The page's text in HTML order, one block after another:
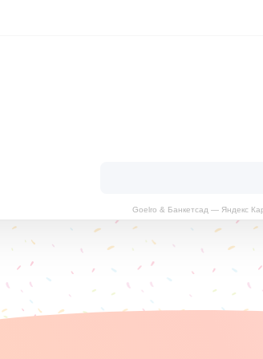
Goelro & Банкетсад — Яндекс